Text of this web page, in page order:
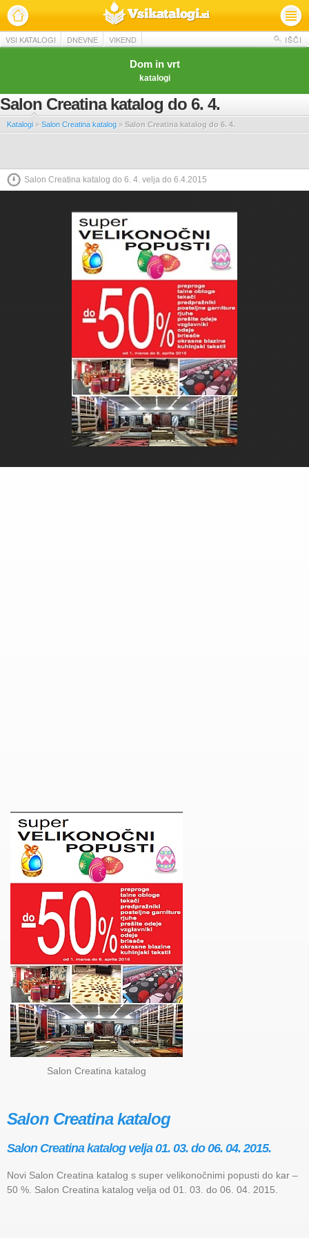
VSI KATALOGI DNEVNE VIKEND IŠČI
Dom in vrt
katalogi
Salon Creatina katalog do 6. 4.
Katalogi » Salon Creatina katalog » Salon Creatina katalog do 6. 4.
Salon Creatina katalog do 6. 4. velja do 6.4.2015
Salon Creatina katalog
Salon Creatina katalog
Salon Creatina katalog velja 01. 03. do 06. 04. 2015.
Novi Salon Creatina katalog s super velikonočnimi popusti do kar –
50 %. Salon Creatina katalog velja od 01. 03. do 06. 04. 2015.